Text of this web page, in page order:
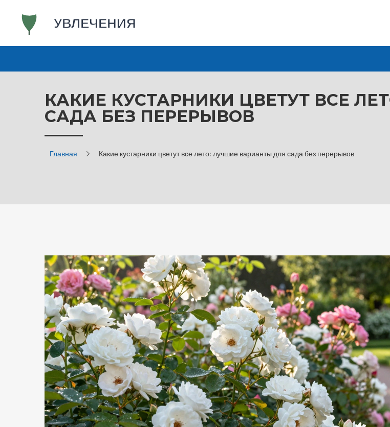
КАКИЕ КУСТАРНИКИ ЦВЕТУТ ВСЕ
САДА БЕЗ ПЕРЕРЫВОВ
Главная Какие кустарники цветут все лето: лучшие варианты для сада без перерывов